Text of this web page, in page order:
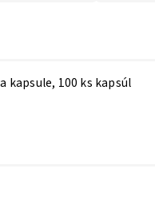
kapsule, 100 ks kapsúl